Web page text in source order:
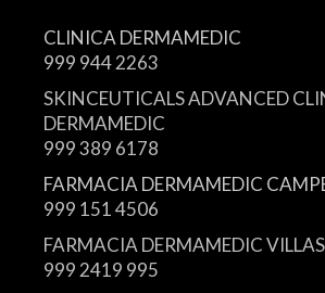
CLINICA DERMAMEDIC
999 944 2263
SKINCEUTICALS ADVANCED
DERMAMEDIC
999 389 6178
FARMACIA DERMAMEDIC
999 151 4506
FARMACIA DERMAMEDIC VILLAS
999 2419 995